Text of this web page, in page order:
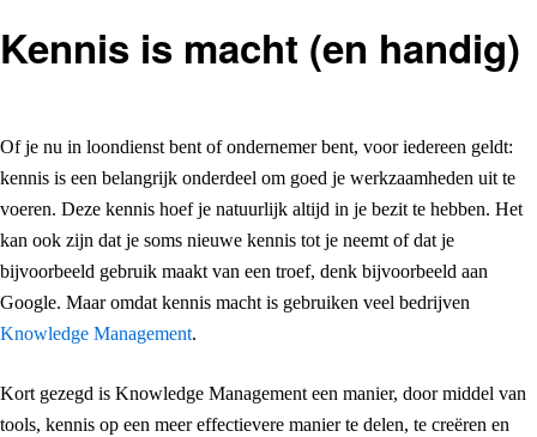
Kennis is macht (en handig)
Of je nu in loondienst bent of ondernemer bent, voor iedereen geldt:
kennis is een belangrijk onderdeel om goed je werkzaamheden uit te
voeren. Deze kennis hoef je natuurlijk altijd in je bezit te hebben. Het
kan ook zijn dat je soms nieuwe kennis tot je neemt of dat je
bijvoorbeeld gebruik maakt van een troef, denk bijvoorbeeld aan
Google. Maar omdat kennis macht is gebruiken veel bedrijven
Knowledge Management.
Kort gezegd is Knowledge Management een manier, door middel van
tools, kennis op een meer effectievere manier te delen, te creëren en